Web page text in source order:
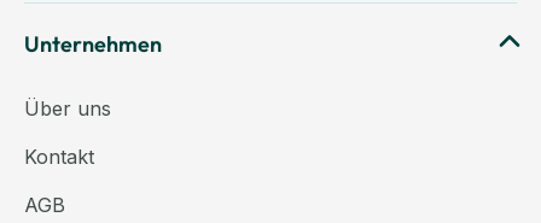
Unternehmen
Über uns
Kontakt
AGB